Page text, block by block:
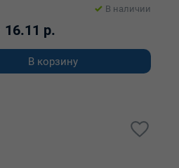
В наличии
16.11 р.
В корзину